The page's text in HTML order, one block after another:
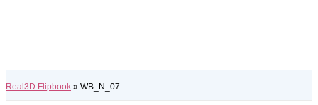
Real3D Flipbook » WB_N_07